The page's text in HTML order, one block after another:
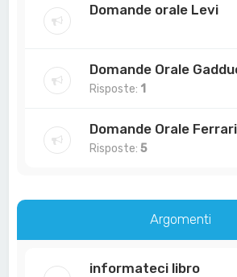
Domande orale Levi
Domande Orale
Risposte: 1
Domande Orale Ferrari
Risposte:5
Argomenti
informateci libro